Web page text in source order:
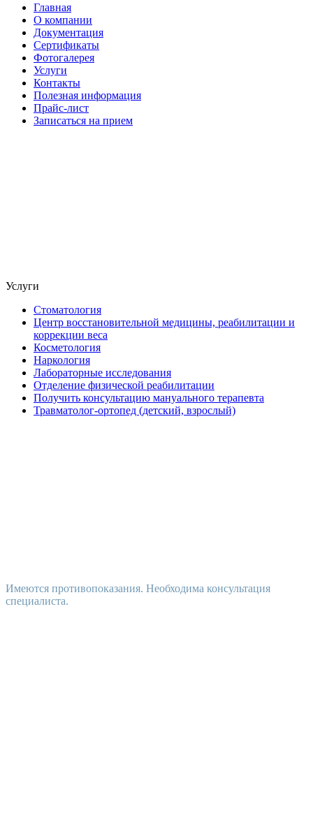
Главная
О компании
Документация
Сертификаты
Фотогалерея
Услуги
Контакты
Полезная информация
Прайс-лист
Записаться на прием
Услуги
Стоматология
Центр восстановительной медицины, реабилитации и
коррекции веса
Косметология
Наркология
Лабораторные исследования
Отделение физической реабилитации
Получить консультацию мануального терапевта
Травматолог-ортопед (детский, взрослый)
Имеются противопоказания. Необходима консультация
специалиста.